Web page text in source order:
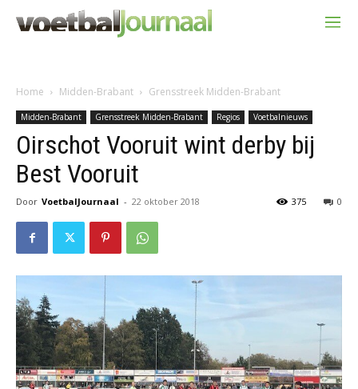
Home Midden-Brabant Grensstreek Midden-Brabant
Midden-Brabant Grensstreek Midden-Brabant Regios Voetbalnieuws
Oirschot Vooruit wint derby bij
Best Vooruit
Door VoetbalJournaal - 22 oktober 2018 0
375